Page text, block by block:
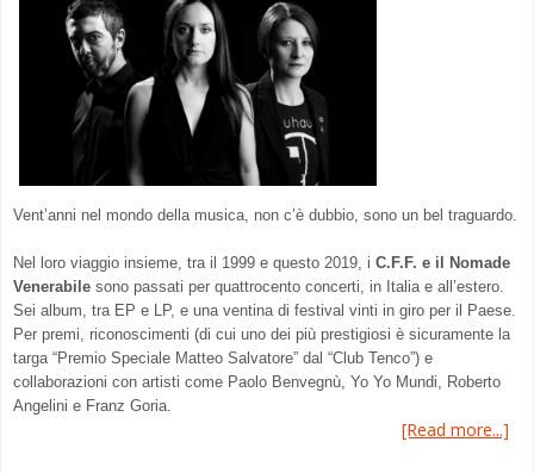
Vent’anni nel mondo della musica, non c’è dubbio, sono un bel traguardo.
Nel loro viaggio insieme, tra il 1999 e questo 2019, i C.F.F. e il Nomade
Venerabile sono passati per quattrocento concerti, in Italia e all’estero.
Sei album, tra EP e LP, e una ventina di festival vinti in giro per il Paese.
Per premi, riconoscimenti (di cui uno dei più prestigiosi è sicuramente la
targa “Premio Speciale Matteo Salvatore” dal “Club Tenco”) e
collaborazioni con artisti come Paolo Benvegnù, Yo Yo Mundi, Roberto
Angelini e Franz Goria.
[Read more...]